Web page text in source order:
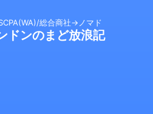
総合商社→ノマド
ドンのまど放浪記